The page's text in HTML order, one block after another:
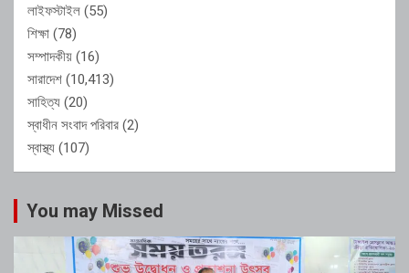
লাইফস্টাইল (55)
শিক্ষা (78)
সম্পাদকীয় (16)
সারাদেশ (10,413)
সাহিত্য (20)
স্বাধীন সংবাদ পরিবার (2)
স্বাস্থ্য (107)
You may Missed